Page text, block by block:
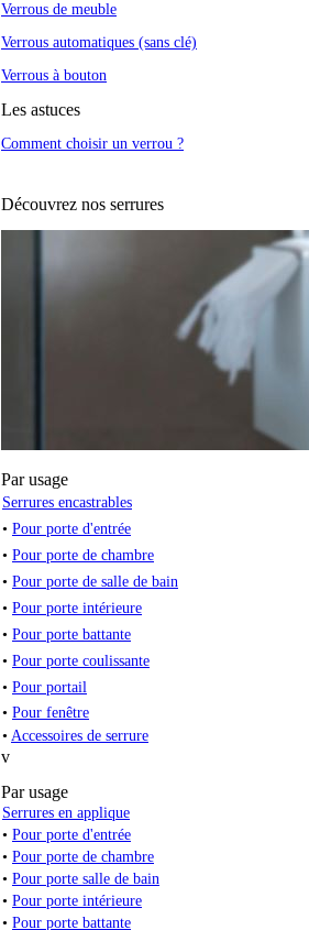
Verrous de meuble
Verrous automatiques (sans clé)
Verrous à bouton
Les astuces
Comment choisir un verrou ?
Découvrez nos serrures
Par usage
Serrures encastrables
• Pour porte d'entrée
• Pour porte de chambre
• Pour porte de salle de bain
• Pour porte intérieure
• Pour porte battante
• Pour porte coulissante
• Pour portail
• Pour fenêtre
• Accessoires de serrure
v
Par usage
Serrures en applique
• Pour porte d'entrée
• Pour porte de chambre
• Pour porte salle de bain
• Pour porte intérieure
• Pour porte battante